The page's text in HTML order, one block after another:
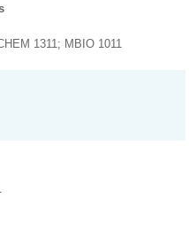
1311; MBIO 1011